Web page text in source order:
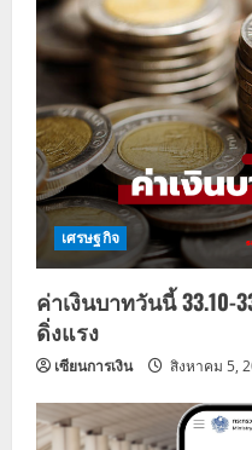
i
g
a
t
i
o
n
เศรษฐกิจ
ค่าเงินบาทวันนี้
ดิ่งแรง
เซียนการเงิน สิงหาคม 5,